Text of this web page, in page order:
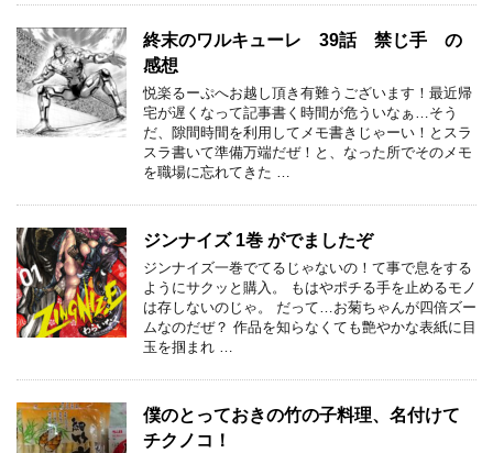
終末のワルキューレ 39話 禁じ手 の
感想
悦楽るーぷへお越し頂き有難うございます！最近帰
宅が遅くなって記事書く時間が危ういなぁ…そう
だ、隙間時間を利用してメモ書きじゃーい！とスラ
スラ書いて準備万端だぜ！と、なった所でそのメモ
を職場に忘れてきた …
ジンナイズ 1巻 がでましたぞ
ジンナイズ一巻でてるじゃないの！て事で息をする
ようにサクッと購入。 もはやポチる手を止めるモノ
は存しないのじゃ。 だって…お菊ちゃんが四倍ズー
ムなのだぜ？ 作品を知らなくても艶やかな表紙に目
玉を掴まれ …
僕のとっておきの竹の子料理、名付けて
チクノコ！